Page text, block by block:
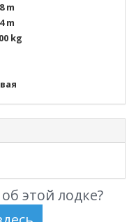
m
m
kg
этой лодке?